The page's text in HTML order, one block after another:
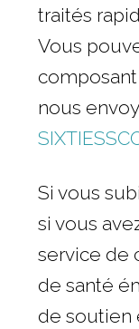
traités
Vous
nous
Si vous
si vous
service de
de santé
de soutien